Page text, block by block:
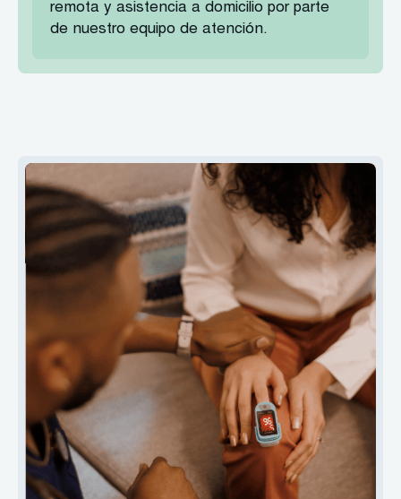
remota y asistencia a domicilio por parte
de nuestro equipo de atención.
¿QUÉ CONDICIONES
DEBEN DARSE PARA QUE
UN PACIENTE RECIBA
UNA CMV TOTAL?